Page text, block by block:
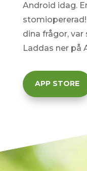
Android idag.
dina frågor,
Laddas ner på
APP STORE